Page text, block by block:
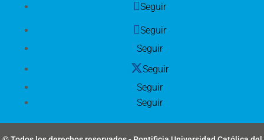
Seguir
Seguir
Seguir
Seguir
Seguir
Seguir